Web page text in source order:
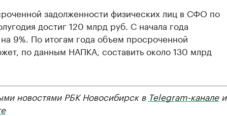
задолженности физических лиц в СФО по
достиг 120 млрд руб. С начала года
9%. По итогам года объем просроченной
по данным НАПКА, составить около 130 млрд
новостями РБК Новосибирск в Telegram-каналеи